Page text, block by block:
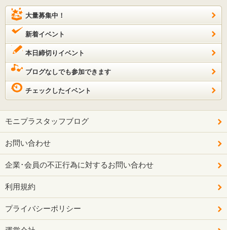
大量募集中！
新着イベント
本日締切りイベント
ブログなしでも参加できます
チェックしたイベント
モニプラスタッフブログ
お問い合わせ
企業･会員の不正行為に対するお問い合わせ
利用規約
プライバシーポリシー